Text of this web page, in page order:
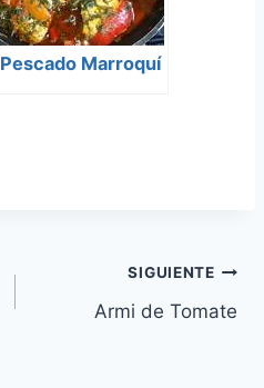
Pescado Marroquí
SIGUIENTE
Armi de Tomate